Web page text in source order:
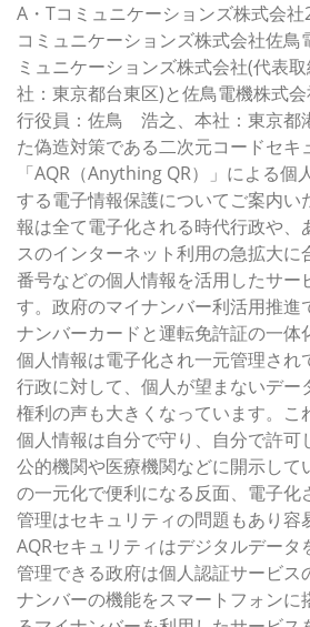
A・Tコミュニケーションズ株式会
コミュニケーションズ株式会社佐鳥
ミュニケーションズ株式会社(代表
社：東京都台東区)と佐鳥電機株式
行役員：佐鳥 浩之、本社：東京都
た偽造対策である二次元コードセキ
「AQR（Anything QR）」による個
する電子情報保護についてご案内い
報は全て電子化される時代行政や、
スのインターネット利用の急拡大に
番号などの個人情報を活用したサー
す。政府のマイナンバー利活用推進
ナンバーカードと運転免許証の一体
個人情報は電子化され一元管理され
行政に対して、個人が望まないデー
権利の声も大きくなっています。こ
個人情報は自分で守り、自分で許可
公的機関や医療機関などに開示して
の一元化で便利になる反面、電子化
管理はセキュリティの問題もあり容
AQRセキュリティはデジタルデータ
管理できる政府は個人認証サービス
ナンバーの機能をスマートフォンに